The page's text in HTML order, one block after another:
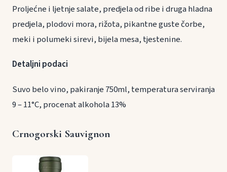
Proljećne i ljetnje salate, predjela od ribe i druga hladna
predjela, plodovi mora, rižota, pikantne guste čorbe,
meki i polumeki sirevi, bijela mesa, tjestenine.
Detaljni podaci
Suvo belo vino, pakiranje 750ml, temperatura serviranja
9 – 11°C, procenat alkohola 13%
Crnogorski Sauvignon